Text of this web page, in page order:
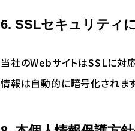
6. SSLセキュリティ
当社のWebサイトはSSLに対
情報は自動的に暗号化されます